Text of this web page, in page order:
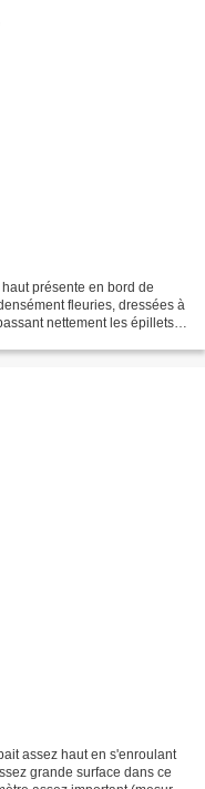
présente en bord de
fleuries, dressées à
nettement les épillets.
assez haut en s'enroulant
grande surface dans ce